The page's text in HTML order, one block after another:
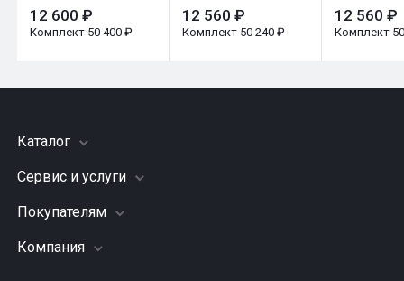
12 600 ₽
Комплект 50 400 ₽
12 560 ₽
Комплект 50 240 ₽
12 560 ₽
Комплект
Каталог
Шины
Грузовые шины
Диски
Сервис и услуги
Заправка кондиционера
Подвеска (ходовая часть)
Покупателям
Акции
Компания